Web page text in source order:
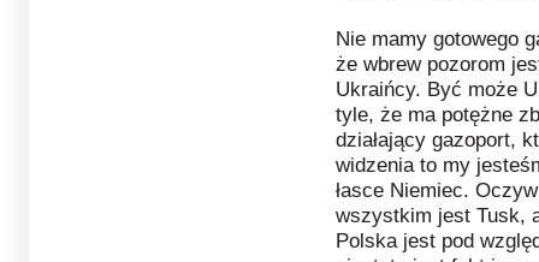
Nie mamy gotowego
że wbrew pozorom
Ukraińcy. Być może
tyle, że ma potężne
działający gazoport,
widzenia to my
łasce Niemiec.
wszystkim jest Tusk,
Polska jest pod